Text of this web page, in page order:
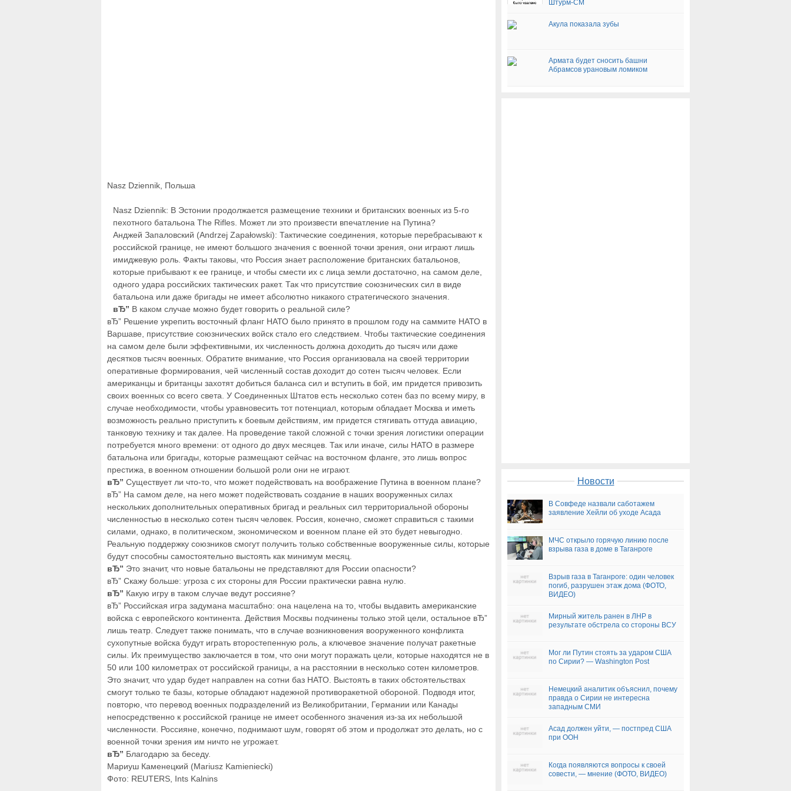
Nasz Dziennik, Польша
Nasz Dziennik: В Эстонии продолжается размещение техники и британских военных из 5-го
пехотного батальона The Rifles. Может ли это произвести впечатление на Путина?
Анджей Запаловский (Andrzej Zapałowski): Тактические соединения, которые перебрасывают к
российской границе, не имеют большого значения с военной точки зрения, они играют лишь
имиджевую роль. Факты таковы, что Россия знает расположение британских батальонов,
которые прибывают к ее границе, и чтобы смести их с лица земли достаточно, на самом деле,
одного удара российских тактических ракет. Так что присутствие союзнических сил в виде
батальона или даже бригады не имеет абсолютно никакого стратегического значения.
вЂ” В каком случае можно будет говорить о реальной силе?
вЂ” Решение укрепить восточный фланг НАТО было принято в прошлом году на саммите НАТО в
Варшаве, присутствие союзнических войск стало его следствием. Чтобы тактические соединения
на самом деле были эффективными, их численность должна доходить до тысяч или даже
десятков тысяч военных. Обратите внимание, что Россия организовала на своей территории
оперативные формирования, чей численный состав доходит до сотен тысяч человек. Если
американцы и британцы захотят добиться баланса сил и вступить в бой, им придется привозить
своих военных со всего света. У Соединенных Штатов есть несколько сотен баз по всему миру, в
случае необходимости, чтобы уравновесить тот потенциал, которым обладает Москва и иметь
возможность реально приступить к боевым действиям, им придется стягивать оттуда авиацию,
танковую технику и так далее. На проведение такой сложной с точки зрения логистики операции
потребуется много времени: от одного до двух месяцев. Так или иначе, силы НАТО в размере
батальона или бригады, которые размещают сейчас на восточном фланге, это лишь вопрос
престижа, в военном отношении большой роли они не играют.
вЂ” Существует ли что-то, что может подействовать на воображение Путина в военном плане?
вЂ” На самом деле, на него может подействовать создание в наших вооруженных силах
нескольких дополнительных оперативных бригад и реальных сил территориальной обороны
численностью в несколько сотен тысяч человек. Россия, конечно, сможет справиться с такими
силами, однако, в политическом, экономическом и военном плане ей это будет невыгодно.
Реальную поддержку союзников смогут получить только собственные вооруженные силы, которые
будут способны самостоятельно выстоять как минимум месяц.
вЂ” Это значит, что новые батальоны не представляют для России опасности?
вЂ” Скажу больше: угроза с их стороны для России практически равна нулю.
вЂ” Какую игру в таком случае ведут россияне?
вЂ” Российская игра задумана масштабно: она нацелена на то, чтобы выдавить американские
войска с европейского континента. Действия Москвы подчинены только этой цели, остальное вЂ”
лишь театр. Следует также понимать, что в случае возникновения вооруженного конфликта
сухопутные войска будут играть второстепенную роль, а ключевое значение получат ракетные
силы. Их преимущество заключается в том, что они могут поражать цели, которые находятся не в
50 или 100 километрах от российской границы, а на расстоянии в несколько сотен километров.
Это значит, что удар будет направлен на сотни баз НАТО. Выстоять в таких обстоятельствах
смогут только те базы, которые обладают надежной противоракетной обороной. Подводя итог,
повторю, что перевод военных подразделений из Великобритании, Германии или Канады
непосредственно к российской границе не имеет особенного значения из-за их небольшой
численности. Россияне, конечно, поднимают шум, говорят об этом и продолжат это делать, но с
военной точки зрения им ничто не угрожает.
вЂ” Благодарю за беседу.
Мариуш Каменецкий (Mariusz Kamieniecki)
Фото: REUTERS, Ints Kalnins
Штурм-СМ
Акула показала зубы
Армата будет сносить башни
Абрамсов урановым ломиком
Новости
В Совфеде назвали саботажем
заявление Хейли об уходе Асада
МЧС открыло горячую линию после
взрыва газа в доме в Таганроге
Взрыв газа в Таганроге: один человек
погиб, разрушен этаж дома (ФОТО,
ВИДЕО)
Мирный житель ранен в ЛНР в
результате обстрела со стороны ВСУ
Мог ли Путин стоять за ударом США
по Сирии? — Washington Post
Немецкий аналитик объяснил, почему
правда о Сирии не интересна
западным СМИ
Асад должен уйти, — постпред США
при ООН
Когда появляются вопросы к своей
совести, — мнение (ФОТО, ВИДЕО)